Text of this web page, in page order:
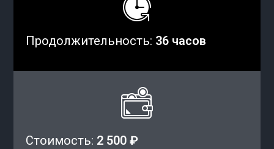
Продолжительность: 36 часов
Стоимость: 2 500 ₽